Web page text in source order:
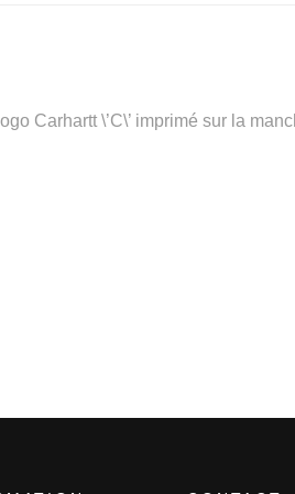
Carhartt \’C\’ imprimé sur la